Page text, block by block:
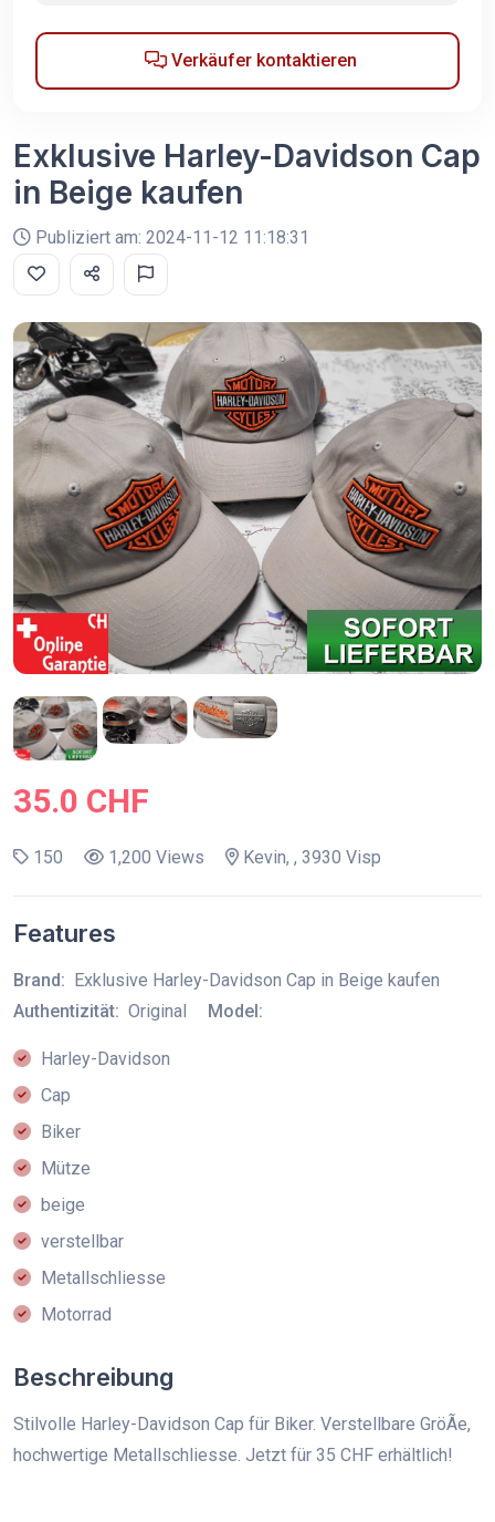
Verkäufer kontaktieren
Exklusive Harley-Davidson Cap
in Beige kaufen
Publiziert am: 2024-11-12 11:18:31
35.0 CHF
150 1,200 Views Kevin, , 3930 Visp
Features
Brand: Exklusive Harley-Davidson Cap in Beige kaufen
Authentizität: Original Model:
Harley-Davidson
Cap
Biker
Mütze
beige
verstellbar
Metallschliesse
Motorrad
Beschreibung
Stilvolle Harley-Davidson Cap für Biker. Verstellbare GröÃe,
hochwertige Metallschliesse. Jetzt für 35 CHF erhältlich!